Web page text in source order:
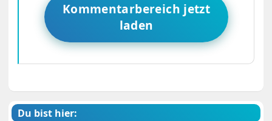
Kommentarbereich jetzt
laden
Du bist hier: